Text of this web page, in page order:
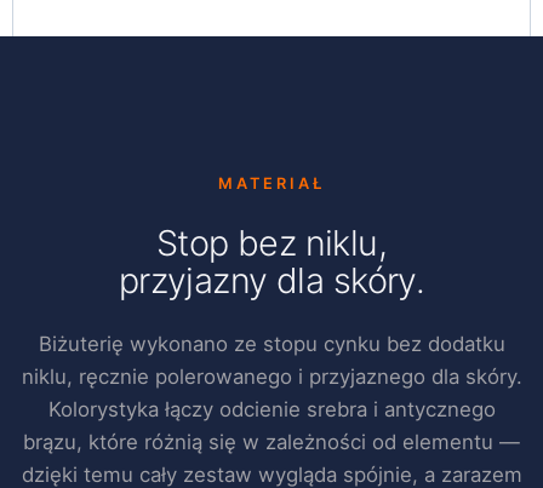
MATERIAŁ
Stop bez niklu,
przyjazny dla skóry.
Biżuterię wykonano ze stopu cynku bez dodatku
niklu, ręcznie polerowanego i przyjaznego dla skóry.
Kolorystyka łączy odcienie srebra i antycznego
brązu, które różnią się w zależności od elementu —
dzięki temu cały zestaw wygląda spójnie, a zarazem